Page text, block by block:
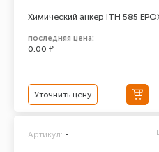
Химический анкер ITH 585
последняя цена:
0.00 ₽
Уточнить цену
Артикул: -